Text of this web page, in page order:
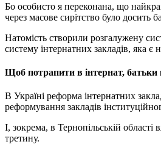
Бо особисто я переконана, що
через масове сирітство було досить
Натомість створили розгалужену
систему інтернатних закладів, яка
Щоб потрапити в інтернат, батьки
В Україні реформа інтернатних
реформування закладів
І, зокрема, в Тернопільській
третину.